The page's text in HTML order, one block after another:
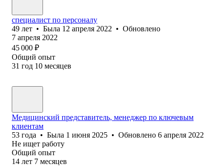
специалист по персоналу
49 лет • Была 12 апреля 2022 • Обновлено
7 апреля 2022
45 000 ₽
Общий опыт
31 год 10 месяцев
Медицинский представитель, менеджер по ключевым
клиентам
53 года • Была 1 июня 2025 • Обновлено 6 апреля 2022
Не ищет работу
Общий опыт
14 лет 7 месяцев